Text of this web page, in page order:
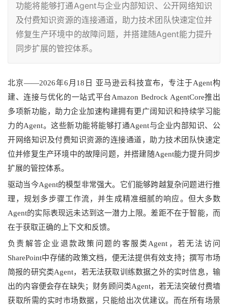
功能将能够打通Agent与企业内部知识、公开网络知识
及付费知识资源的连接通道，助力技术团队快速定位并
修复生产环境中的故障问题，并搭建随Agent能力提升
同步扩展的管控体系。
北京——2026年6月18日 亚马逊云科技宣布，专注于Agent构
建、连接与优化的一站式平台Amazon Bedrock AgentCore推出
多项新功能，助力企业加速构建拥有更广阔知识和持续学习能
力的Agent。这些新功能将能够打通Agent与企业内部知识、公
开网络知识及付费知识资源的连接通道，助力技术团队快速定
位并修复生产环境中的故障问题，并搭建随Agent能力提升同步
扩展的管控体系。
驱动当今Agent的模型非常强大。它们能够跨越复杂问题进行推
理，规划多步骤工作流，并生成精准细腻的响应。但大多数
Agent的实际表现远未达到这一潜力上限。差距不在于智能，而
在于获取正确的上下文和反馈。
负责解答企业退款政策问题的客服类Agent，若无法访问
SharePoint中存储的政策文档，便无法提供有效支持；撰写市场
简报的研究类Agent，若无法获取训练数据之外的实时信息，输
出的内容便会存在缺失；财务顾问类Agent，若无法突破付费墙
获取所需的实时市场数据，只能给出次优建议。而在所有场景